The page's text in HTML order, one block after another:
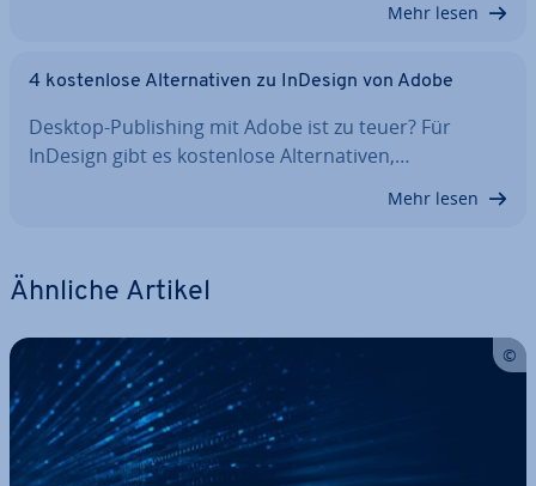
Mehr lesen
4 kos­ten­lo­se Al­ter­na­ti­ven zu InDesign von Adobe
Desktop-Pu­bli­shing mit Adobe ist zu teuer? Für
InDesign gibt es kos­ten­lo­se Al­ter­na­ti­ven,…
Mehr lesen
Ähnliche Artikel